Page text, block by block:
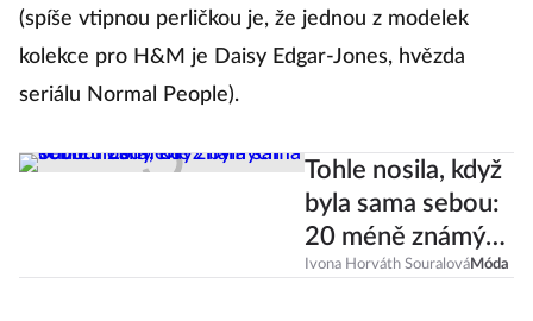
(spíše vtipnou perličkou je, že jednou z modelek
kolekce pro H&M je Daisy Edgar-Jones, hvězda
seriálu Normal People).
Tohle nosila, když
byla sama sebou:
20 méně známých
outfitů Lady Di
Ivona Horváth SouralováMóda